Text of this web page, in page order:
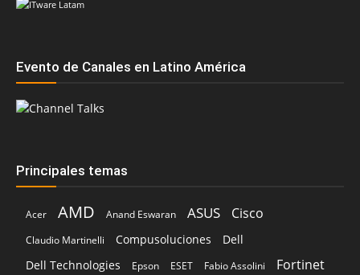
Evento de Canales en Latino América
Principales temas
Acer AMD Anand Eswaran ASUS Cisco
Claudio Martinelli Compusoluciones
Dell
Dell Technologies
Epson ESET Fabio Assolini Fortinet